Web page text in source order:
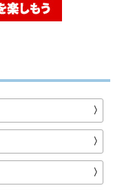
〉
〉
〉